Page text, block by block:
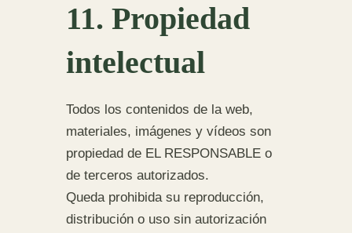
11. Propiedad
intelectual
Todos los contenidos de la web,
materiales, imágenes y vídeos son
propiedad de EL RESPONSABLE o
de terceros autorizados.
Queda prohibida su reproducción,
distribución o uso sin autorización